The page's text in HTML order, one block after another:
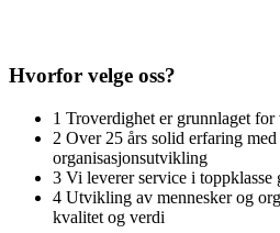
Hvorfor velge oss?
1 Troverdighet er grunnlaget
2 Over 25 års solid erfaring
organisasjonsutvikling
3 Vi leverer service i toppklasse
4 Utvikling av mennesker og
kvalitet og verdi